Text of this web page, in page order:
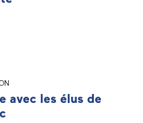
avec les élus de